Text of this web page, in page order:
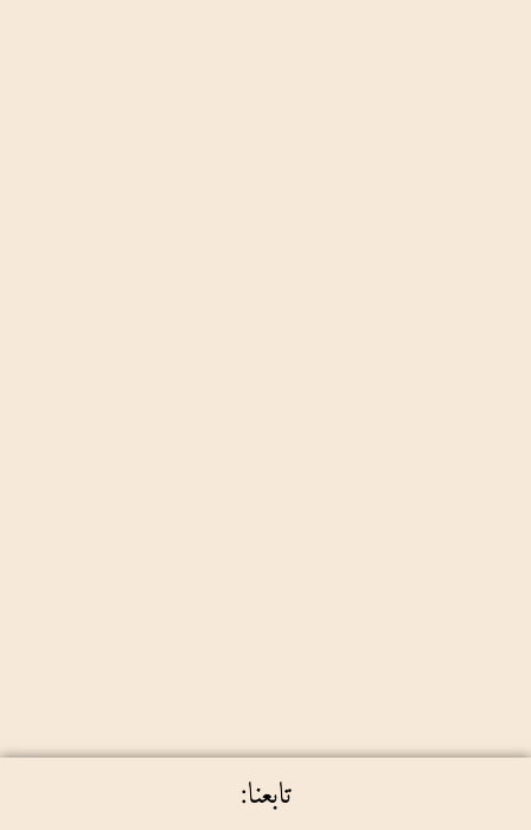
تابعنا: